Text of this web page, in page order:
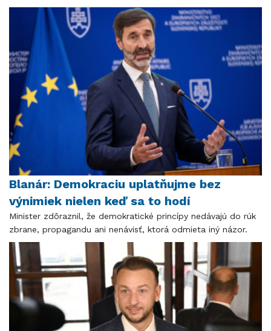
Blanár: Demokraciu uplatňujme bez
výnimiek nielen keď sa to hodí
Minister zdôraznil, že demokratické princípy nedávajú do rúk
zbrane, propagandu ani nenávisť, ktorá odmieta iný názor.